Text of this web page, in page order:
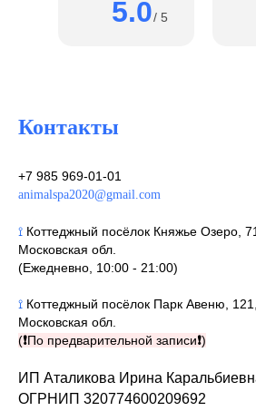
5.0/ 5
Контакты
+7 985 969-01-01
animalspa2020@gmail.com
⟟ Коттеджный посёлок Княжье Озеро,
Московская обл.
(Ежедневно, 10:00 - 21:00)
⟟ Коттеджный посёлок Парк Авеню,
Московская обл.
(❗По предварительной записи❗)
ИП Аталикова Ирина
ОГРНИП 320774600209692